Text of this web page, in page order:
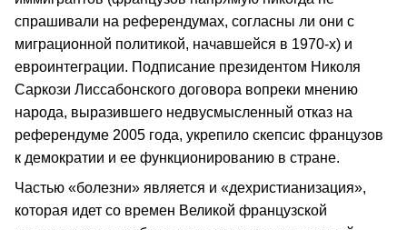
спрашивали на референдумах, согласны ли они с
миграционной политикой, начавшейся в 1970-х) и
евроинтеграции. Подписание президентом Николя
Саркози Лиссабонского договора вопреки мнению
народа, выразившего недвусмысленный отказ на
референдуме 2005 года, укрепило скепсис французов
к демократии и ее функционированию в стране.
Частью «болезни» является и «дехристианизация»,
которая идет со времен Великой французской